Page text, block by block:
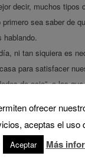
decir, muchos tipos
primero sea saber de
hablando.
ni tan siquiera es
para satisfacer
de ocio”, o las
es ocio jugar a la
instalado
horas y canales
ofrecer
aceptas el uso
Aceptar Más